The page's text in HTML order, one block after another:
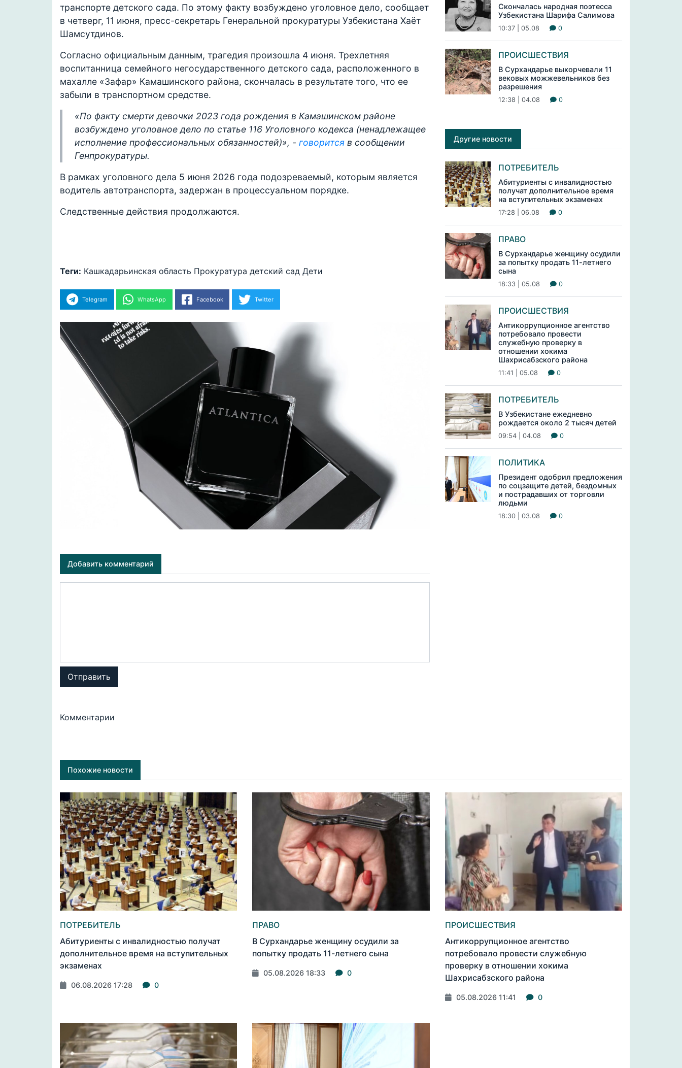
транспорте детского сада. По этому факту возбуждено уголовное дело, сообщает
в четверг, 11 июня, пресс-секретарь Генеральной прокуратуры Узбекистана Хаёт
Шамсутдинов.
Согласно официальным данным, трагедия произошла 4 июня. Трехлетняя
воспитанница семейного негосударственного детского сада, расположенного в
махалле «Зафар» Камашинского района, скончалась в результате того, что ее
забыли в транспортном средстве.
«По факту смерти девочки 2023 года рождения в Камашинском районе
возбуждено уголовное дело по статье 116 Уголовного кодекса (ненадлежащее
исполнение профессиональных обязанностей)», - говорится в сообщении
Генпрокуратуры.
В рамках уголовного дела 5 июня 2026 года подозреваемый, которым является
водитель автотранспорта, задержан в процессуальном порядке.
Следственные действия продолжаются.
Теги: Кашкадарьинская область Прокуратура детский сад Дети
Telegram WhatsApp Facebook Twitter
Добавить комментарий
Отправить
Комментарии
Скончалась народная поэтесса
Узбекистана Шарифа Салимова
10:37 | 05.08 0
ПРОИСШЕСТВИЯ
В Сурхандарье выкорчевали 11
вековых можжевельников без
разрешения
12:38 | 04.08 0
Другие новости
ПОТРЕБИТЕЛЬ
Абитуриенты с инвалидностью
получат дополнительное время
на вступительных экзаменах
17:28 | 06.08 0
ПРАВО
В Сурхандарье женщину осудили
за попытку продать 11-летнего
сына
18:33 | 05.08 0
ПРОИСШЕСТВИЯ
Антикоррупционное агентство
потребовало провести
служебную проверку в
отношении хокима
Шахрисабзского района
11:41 | 05.08 0
ПОТРЕБИТЕЛЬ
В Узбекистане ежедневно
рождается около 2 тысяч детей
09:54 | 04.08 0
ПОЛИТИКА
Президент одобрил предложения
по соцзащите детей, бездомных
и пострадавших от торговли
людьми
18:30 | 03.08 0
Похожие новости
ПОТРЕБИТЕЛЬ
Абитуриенты с инвалидностью получат
дополнительное время на вступительных
экзаменах
06.08.2026 17:28 0
ПРАВО
В Сурхандарье женщину осудили за
попытку продать 11-летнего сына
05.08.2026 18:33 0
ПРОИСШЕСТВИЯ
Антикоррупционное агентство
потребовало провести служебную
проверку в отношении хокима
Шахрисабзского района
05.08.2026 11:41 0